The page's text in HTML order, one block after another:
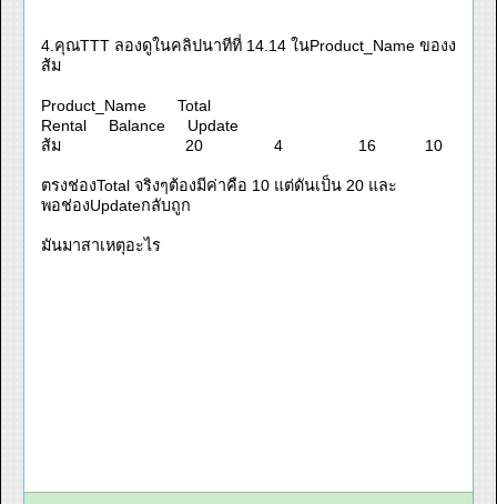
4.คุณTTT ลองดูในคลิปนาทีที่ 14.14 ในProduct_Name ของง
ส้ม
Product_Name Total
Rental Balance Update
ส้ม 20 4 16 10
ตรงช่องTotal จริงๆต้องมีค่าคือ 10 แต่ดันเป็น 20 และ
พอช่องUpdateกลับถูก
มันมาสาเหตุอะไร